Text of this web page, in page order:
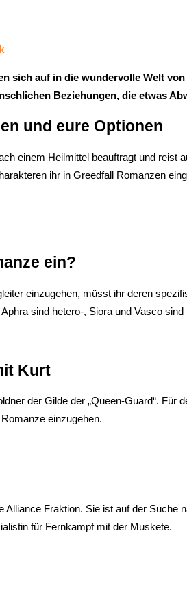
sich auf in die wundervolle Welt von
Beziehungen, die etwas
und eure Optionen
einem Heilmittel beauftragt und reist
ihr in Greedfall Romanzen
ein?
einzugehen, müsst ihr deren
sind hetero-, Siora und Vasco
Kurt
der Gilde der „Queen-Guard“.
einzugehen.
Fraktion. Sie ist auf der
für Fernkampf mit der Muskete.